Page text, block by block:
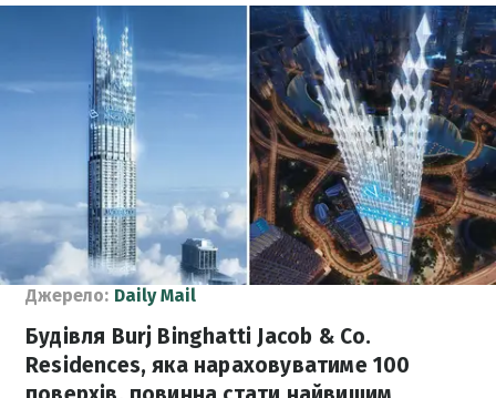
Джерело: Daily Mail
Будівля Burj Binghatti Jacob & Co.
Residences, яка нараховуватиме 100